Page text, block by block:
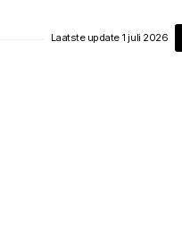
Laatste update 1 juli 2026